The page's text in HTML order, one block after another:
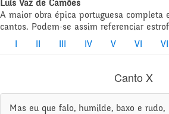
Luís Vaz de Camões
A maior obra épica portuguesa completa
cantos. Podem-se assim referenciar
IV V VI VII
Canto X
Mas eu que falo, humilde, baxo e rudo,